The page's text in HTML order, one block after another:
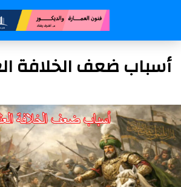
أسباب ضعف الخلافة